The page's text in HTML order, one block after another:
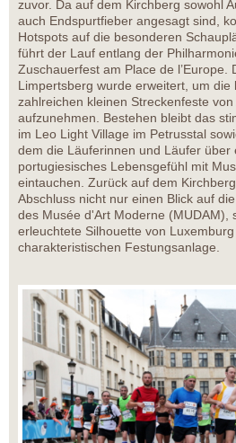
zuvor. Da auf dem Kirchberg sowohl
auch Endspurtfieber angesagt sind,
Hotspots auf die besonderen
führt der Lauf entlang der
Zuschauerfest am Place de l’Europe.
Limpertsberg wurde erweitert, um
zahlreichen kleinen Streckenfeste von
aufzunehmen. Bestehen bleibt das
im Leo Light Village im Petrusstal
dem die Läuferinnen und Läufer über
portugiesisches Lebensgefühl mit
eintauchen. Zurück auf dem
Abschluss nicht nur einen Blick auf
des Musée d'Art Moderne (MUDAM),
erleuchtete Silhouette von
charakteristischen Festungsanlage.